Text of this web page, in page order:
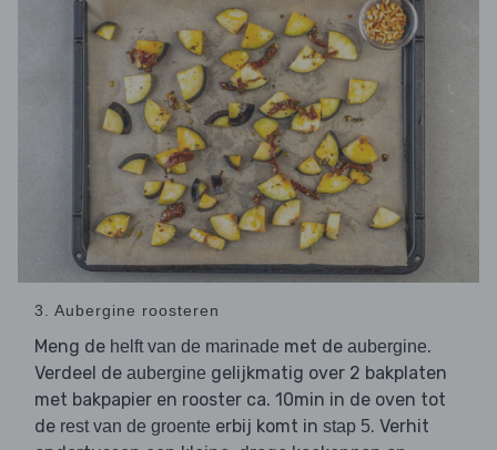
3. Aubergine roosteren
Meng de helft van de marinade met de aubergine.
Verdeel de aubergine gelijkmatig over 2 bakplaten
met bakpapier en rooster ca. 10min in de oven tot
de rest van de groente erbij komt in stap 5. Verhit